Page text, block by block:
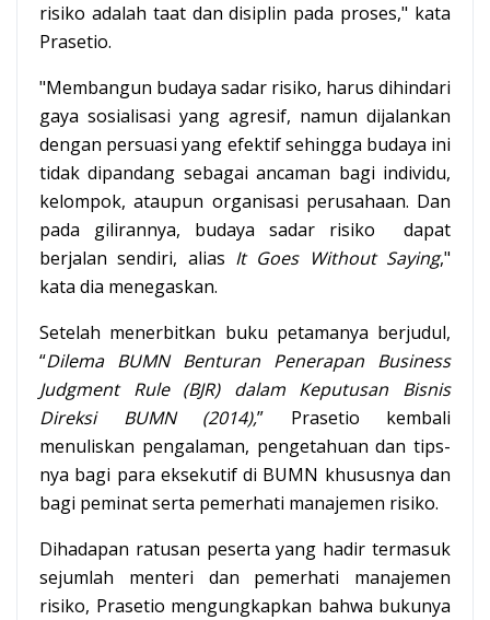
risiko adalah taat dan disiplin pada proses," kata
Prasetio.
"Membangun budaya sadar risiko, harus dihindari
gaya sosialisasi yang agresif, namun dijalankan
dengan persuasi yang efektif sehingga budaya ini
tidak dipandang sebagai ancaman bagi individu,
kelompok, ataupun organisasi perusahaan. Dan
pada gilirannya, budaya sadar risiko dapat
berjalan sendiri, alias It Goes Without Saying,"
kata dia menegaskan.
Setelah menerbitkan buku petamanya berjudul,
“Dilema BUMN Benturan Penerapan Business
Judgment Rule (BJR) dalam Keputusan Bisnis
Direksi BUMN (2014),” Prasetio kembali
menuliskan pengalaman, pengetahuan dan tips-
nya bagi para eksekutif di BUMN khususnya dan
bagi peminat serta pemerhati manajemen risiko.
Dihadapan ratusan peserta yang hadir termasuk
sejumlah menteri dan pemerhati manajemen
risiko, Prasetio mengungkapkan bahwa bukunya